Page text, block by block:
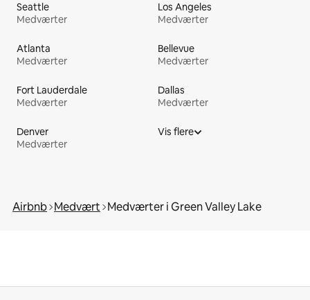
Seattle
Medværter
Los Angeles
Medværter
Atlanta
Medværter
Bellevue
Medværter
Fort Lauderdale
Medværter
Dallas
Medværter
Denver
Medværter
Vis flere
Airbnb Medvært Medværter i Green Valley Lake